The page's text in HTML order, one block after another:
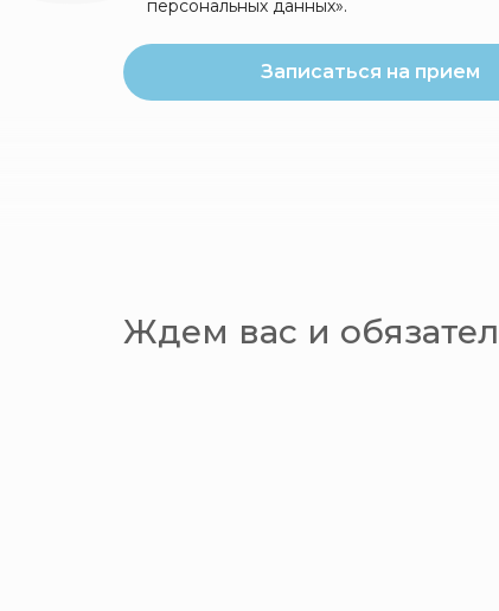
персональных данных».
Записаться на прием
Ждем вас и